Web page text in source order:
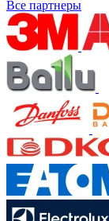
Все партнеры